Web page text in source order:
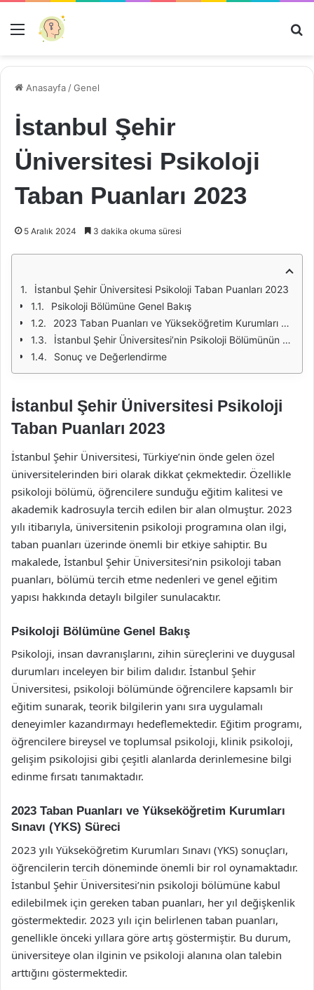
Menü
Anasayfa /Genel
İstanbul Şehir
Üniversitesi Psikoloji
Taban Puanları 2023
5 Aralık 2024 3 dakika okuma süresi
İstanbul Şehir Üniversitesi Psikoloji Taban Puanları 2023
Psikoloji Bölümüne Genel Bakış
2023 Taban Puanları ve Yükseköğretim Kurumları Sınavı (YKS) Süreci
İstanbul Şehir Üniversitesi’nin Psikoloji Bölümünün Avantajları
Sonuç ve Değerlendirme
İstanbul Şehir Üniversitesi Psikoloji
Taban Puanları 2023
İstanbul Şehir Üniversitesi, Türkiye’nin önde gelen özel
üniversitelerinden biri olarak dikkat çekmektedir. Özellikle
psikoloji bölümü, öğrencilere sunduğu eğitim kalitesi ve
akademik kadrosuyla tercih edilen bir alan olmuştur. 2023
yılı itibarıyla, üniversitenin psikoloji programına olan ilgi,
taban puanları üzerinde önemli bir etkiye sahiptir. Bu
makalede, İstanbul Şehir Üniversitesi’nin psikoloji taban
puanları, bölümü tercih etme nedenleri ve genel eğitim
yapısı hakkında detaylı bilgiler sunulacaktır.
Psikoloji Bölümüne Genel Bakış
Psikoloji, insan davranışlarını, zihin süreçlerini ve duygusal
durumları inceleyen bir bilim dalıdır. İstanbul Şehir
Üniversitesi, psikoloji bölümünde öğrencilere kapsamlı bir
eğitim sunarak, teorik bilgilerin yanı sıra uygulamalı
deneyimler kazandırmayı hedeflemektedir. Eğitim programı,
öğrencilere bireysel ve toplumsal psikoloji, klinik psikoloji,
gelişim psikolojisi gibi çeşitli alanlarda derinlemesine bilgi
edinme fırsatı tanımaktadır.
2023 Taban Puanları ve Yükseköğretim Kurumları
Sınavı (YKS) Süreci
2023 yılı Yükseköğretim Kurumları Sınavı (YKS) sonuçları,
öğrencilerin tercih döneminde önemli bir rol oynamaktadır.
İstanbul Şehir Üniversitesi’nin psikoloji bölümüne kabul
edilebilmek için gereken taban puanları, her yıl değişkenlik
göstermektedir. 2023 yılı için belirlenen taban puanları,
genellikle önceki yıllara göre artış göstermiştir. Bu durum,
üniversiteye olan ilginin ve psikoloji alanına olan talebin
arttığını göstermektedir.